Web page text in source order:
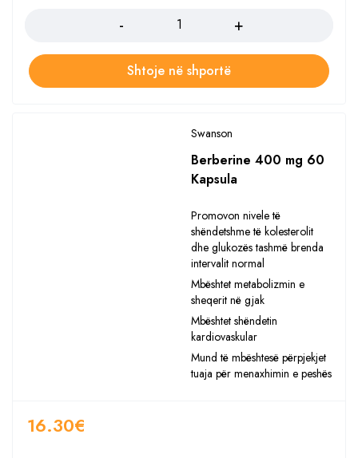
Shtoje në shportë
Swanson
Berberine 400 mg 60
Kapsula
Promovon nivele të
shëndetshme të kolesterolit
dhe glukozës tashmë brenda
intervalit normal
Mbështet metabolizmin e
sheqerit në gjak
Mbështet shëndetin
kardiovaskular
Mund të mbështesë përpjekjet
tuaja për menaxhimin e peshës
16.30€